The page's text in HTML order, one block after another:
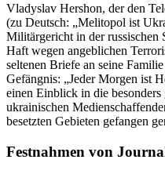
Vladyslav Hershon, der den
(zu Deutsch: „Melitopol ist
Militärgericht in der russischen
Haft wegen angeblichen
seltenen Briefe an seine
Gefängnis: „Jeder Morgen ist
einen Einblick in die
ukrainischen
besetzten Gebieten gefangen
Festnahmen von